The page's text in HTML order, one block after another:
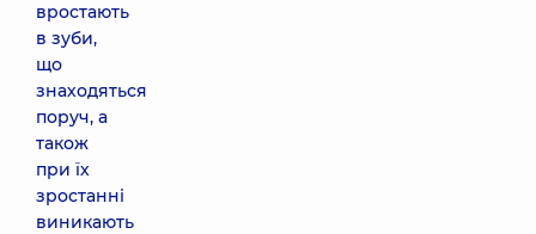
вростають
в зуби,
що
знаходяться
поруч, а
також
при їх
зростанні
виникають